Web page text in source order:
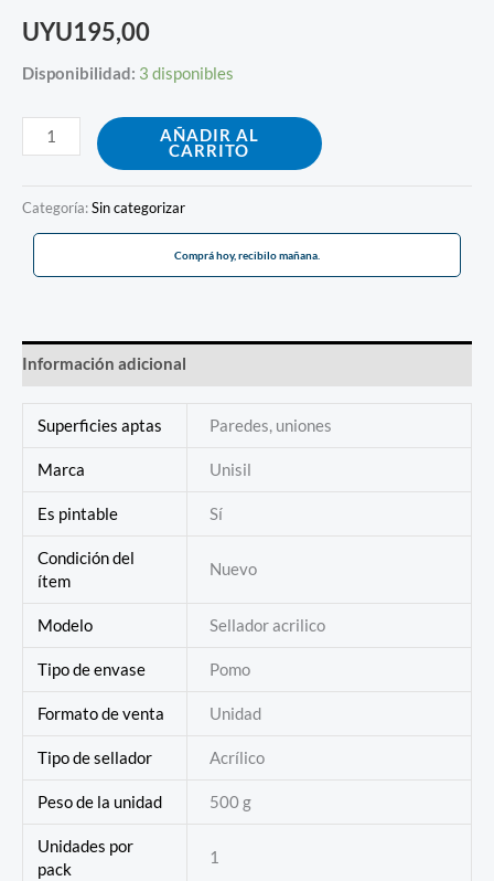
UYU195,00
Disponibilidad: 3 disponibles
AÑADIR AL
CARRITO
Categoría:Sin categorizar
Comprá hoy, recibilo mañana.
Información adicional
Superficies aptas Paredes, uniones
Marca Unisil
Es pintable Sí
Condición del
ítem
Nuevo
Modelo Sellador acrilico
Tipo de envase Pomo
Formato de venta Unidad
Tipo de sellador Acrílico
Peso de la unidad 500 g
Unidades por
pack
1